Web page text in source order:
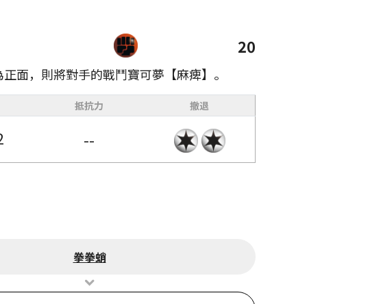
20
面，則將對手的戰鬥寶可夢【麻痺】。
抵抗力 撤退
--
拳拳蛸